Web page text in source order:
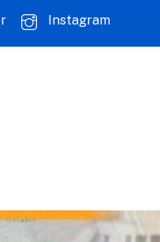
Instagram